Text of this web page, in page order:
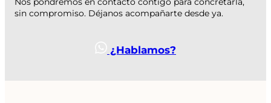
sin compromiso. Déjanos acompañarte desde ya.
¿Hablamos?